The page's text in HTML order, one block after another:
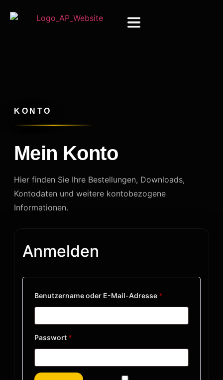
KONTO
Mein Konto
Hier finden Sie Ihre Bestellungen, Downloads,
Kontodaten und weitere kontobezogene
Informationen.
Anmelden
Benutzername oder E-Mail-Adresse *
Passwort *